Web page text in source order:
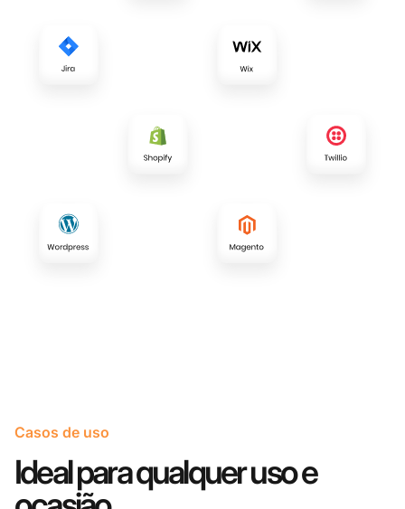
Casos de uso
Ideal para qualquer uso e